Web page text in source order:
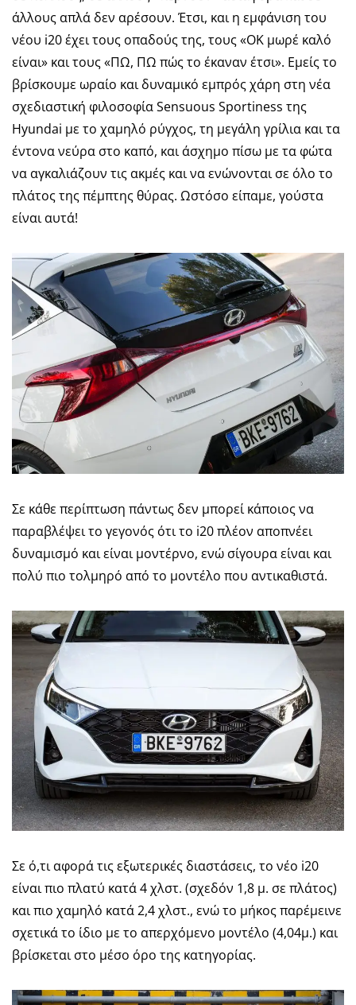
άλλους απλά δεν αρέσουν. Έτσι, και η εμφάνιση του
νέου i20 έχει τους οπαδούς της, τους «ΟΚ μωρέ καλό
είναι» και τους «ΠΩ, ΠΩ πώς το έκαναν έτσι». Εμείς το
βρίσκουμε ωραίο και δυναμικό εμπρός χάρη στη νέα
σχεδιαστική φιλοσοφία Sensuous Sportiness της
Hyundai με το χαμηλό ρύγχος, τη μεγάλη γρίλια και τα
έντονα νεύρα στο καπό, και άσχημο πίσω με τα φώτα
να αγκαλιάζουν τις ακμές και να ενώνονται σε όλο το
πλάτος της πέμπτης θύρας. Ωστόσο είπαμε, γούστα
είναι αυτά!
Σε κάθε περίπτωση πάντως δεν μπορεί κάποιος να
παραβλέψει το γεγονός ότι το i20 πλέον αποπνέει
δυναμισμό και είναι μοντέρνο, ενώ σίγουρα είναι και
πολύ πιο τολμηρό από το μοντέλο που αντικαθιστά.
Σε ό,τι αφορά τις εξωτερικές διαστάσεις, το νέο i20
είναι πιο πλατύ κατά 4 χλστ. (σχεδόν 1,8 μ. σε πλάτος)
και πιο χαμηλό κατά 2,4 χλστ., ενώ το μήκος παρέμεινε
σχετικά το ίδιο με το απερχόμενο μοντέλο (4,04μ.) και
βρίσκεται στο μέσο όρο της κατηγορίας.